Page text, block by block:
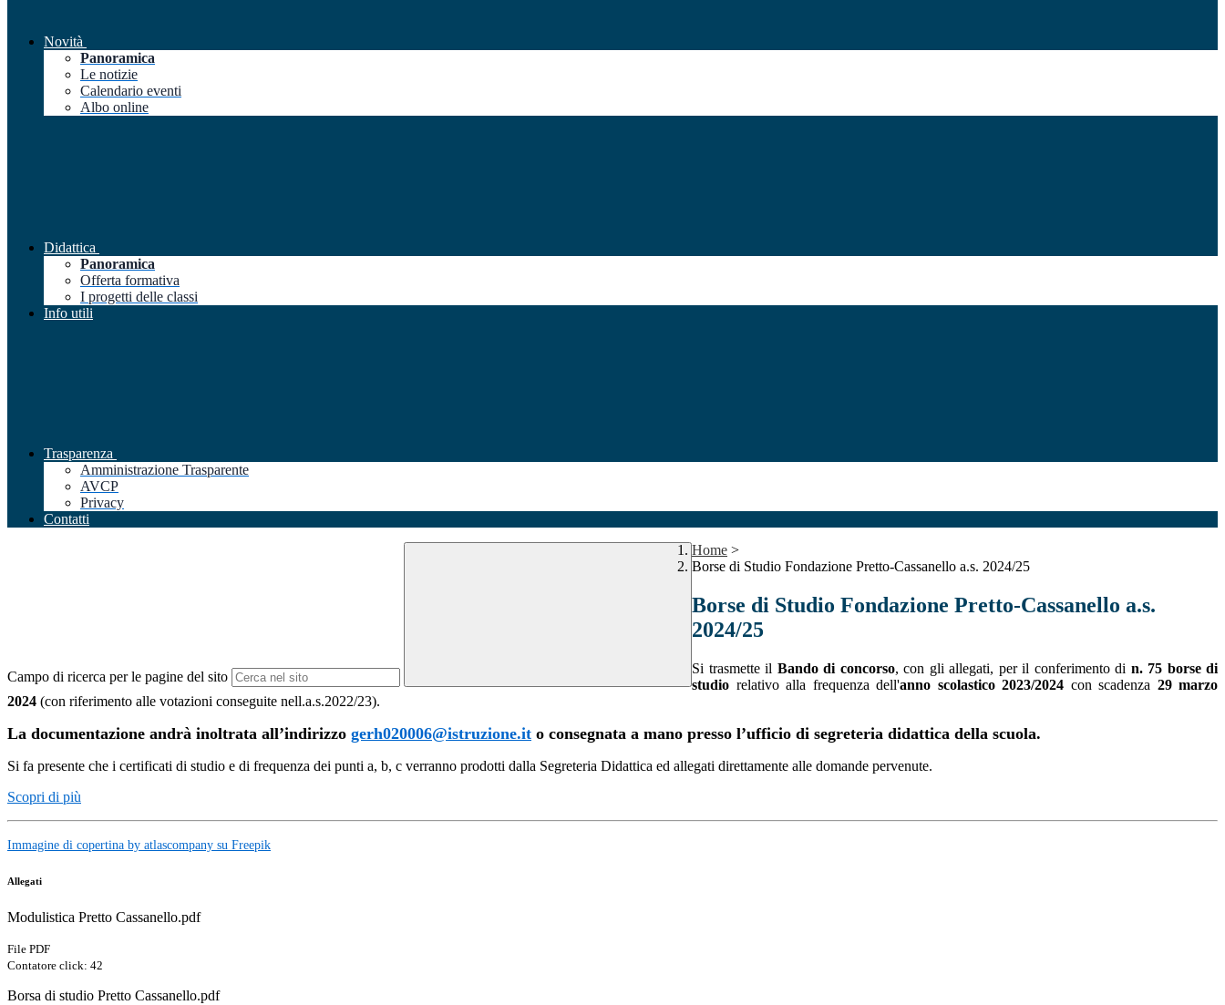
Novità
Panoramica
Le notizie
Calendario eventi
Albo online
Didattica
Panoramica
Offerta formativa
I progetti delle classi
Info utili
Trasparenza
Amministrazione Trasparente
AVCP
Privacy
Contatti
Campo di ricerca per le pagine del sito
Home >
Borse di Studio Fondazione Pretto-Cassanello a.s. 2024/25
Borse di Studio Fondazione Pretto-Cassanello a.s.
2024/25
Si trasmette il Bando di concorso, con gli allegati, per il conferimento di n. 75 borse di
studio relativo alla frequenza dell'anno scolastico 2023/2024 con scadenza 29 marzo
2024 (con riferimento alle votazioni conseguite nell.a.s.2022/23).
La documentazione andrà inoltrata all’indirizzo gerh020006@istruzione.it o consegnata a mano presso l’ufficio di segreteria didattica della scuola.
Si fa presente che i certificati di studio e di frequenza dei punti a, b, c verranno prodotti dalla Segreteria Didattica ed allegati direttamente alle domande pervenute.
Scopri di più
Immagine di copertina by atlascompany su Freepik
Allegati
Modulistica Pretto Cassanello.pdf
File PDF
Contatore click: 42
Borsa di studio Pretto Cassanello.pdf